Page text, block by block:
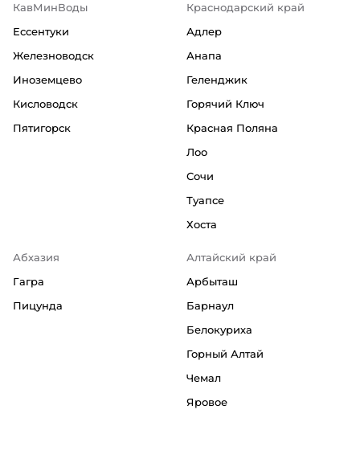
КавМинВоды
Ессентуки
Железноводск
Иноземцево
Кисловодск
Пятигорск
Краснодарский край
Адлер
Анапа
Геленджик
Горячий Ключ
Красная Поляна
Лоо
Сочи
Туапсе
Хоста
Абхазия
Гагра
Пицунда
Алтайский край
Арбыташ
Барнаул
Белокуриха
Горный Алтай
Чемал
Яровое